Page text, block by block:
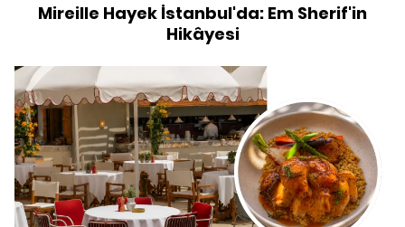
Mireille Hayek İstanbul'da: Em Sherif'in
Hikâyesi